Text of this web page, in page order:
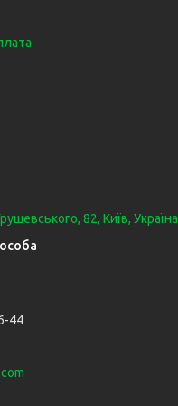
82, Київ, Україна
44